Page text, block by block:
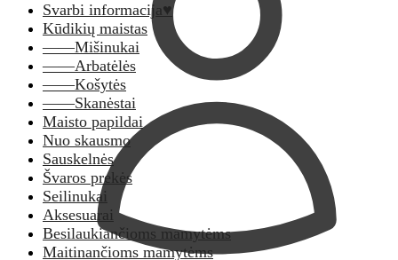
Svarbi informacija♥
Kūdikių maistas
——Mišinukai
——Arbatėlės
——Košytės
——Skanėstai
Maisto papildai
Nuo skausmo
Sauskelnės
Švaros prekės
Seilinukai
Aksesuarai
Besilaukiančioms mamytėms
Maitinančioms mamytėms